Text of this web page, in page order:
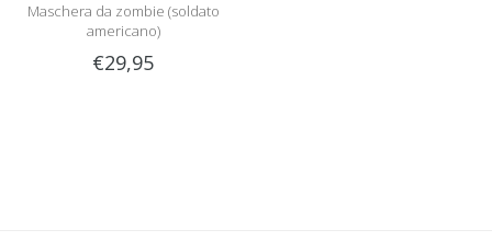
Maschera da zombie (soldato
americano)
€29,95